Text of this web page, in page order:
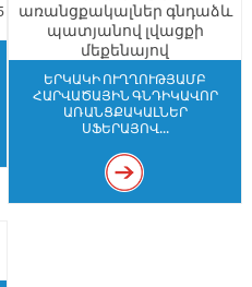
ԵՐԿԱԿԻ ՈՒՂՂՈՒԹՅԱՄԲ
ՀԱՐՎԱԾԱՅԻՆ ԳՆԴԻԿԱՎՈՐ
ԱՌԱՆՑՔԱԿԱԼՆԵՐ
ՍՖԵՐԱՅՈՎ...